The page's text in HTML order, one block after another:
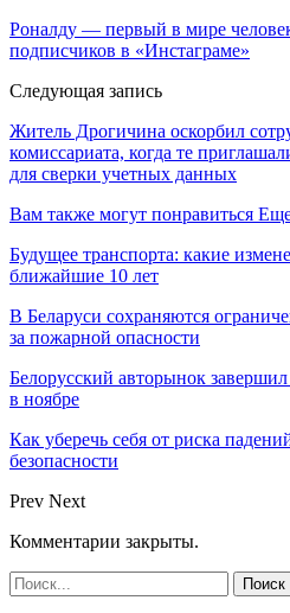
Роналду — первый в мире
подписчиков в «Инстаграме»
Следующая запись
Житель Дрогичина оскорбил
комиссариата, когда те
для сверки учетных данных
Вам также могут понравиться Еще
Будущее транспорта: какие
ближайшие 10 лет
В Беларуси сохраняются
за пожарной опасности
Белорусский авторынок
в ноябре
Как уберечь себя от риска
безопасности
Prev Next
Комментарии закрыты.